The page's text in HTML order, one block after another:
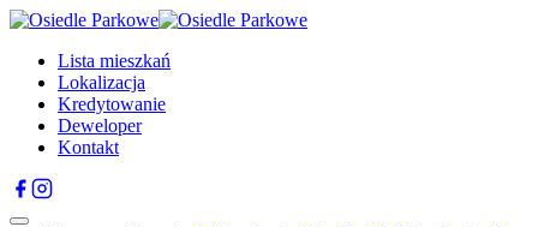
Lista mieszkań
Lokalizacja
Kredytowanie
Deweloper
Kontakt